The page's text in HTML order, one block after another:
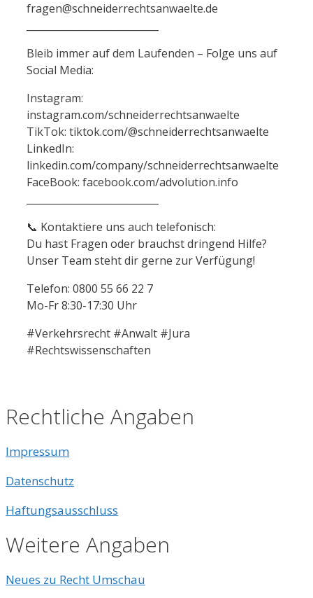
fragen@schneiderrechtsanwaelte.de
Bleib immer auf dem Laufenden – Folge uns auf
Social Media:
Instagram:
instagram.com/schneiderrechtsanwaelte
TikTok: tiktok.com/@schneiderrechtsanwaelte
LinkedIn:
linkedin.com/company/schneiderrechtsanwaelte
FaceBook: facebook.com/advolution.info
📞 Kontaktiere uns auch telefonisch:
Du hast Fragen oder brauchst dringend Hilfe?
Unser Team steht dir gerne zur Verfügung!
Telefon: 0800 55 66 22 7
Mo-Fr 8:30-17:30 Uhr
#Verkehrsrecht #Anwalt #Jura
#Rechtswissenschaften
Rechtliche Angaben
Impressum
Datenschutz
Haftungsausschluss
Weitere Angaben
Neues zu Recht Umschau